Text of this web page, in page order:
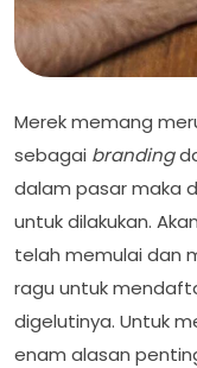
Merek memang
sebagai branding
dalam pasar maka
untuk dilakukan.
telah memulai dan
ragu untuk
digelutinya. Untuk
enam alasan